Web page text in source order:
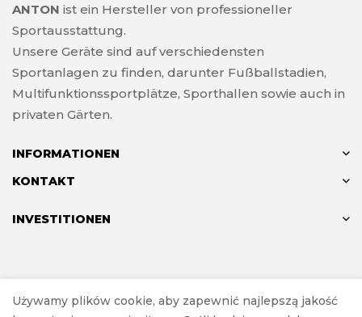
ANTON ist ein Hersteller von professioneller
Sportausstattung.
Unsere Geräte sind auf verschiedensten
Sportanlagen zu finden, darunter Fußballstadien,
Multifunktionssportplätze, Sporthallen sowie auch in
privaten Gärten.
INFORMATIONEN
KONTAKT
INVESTITIONEN
RealisierungInvestnet
Używamy plików cookie, aby zapewnić najlepszą jakość